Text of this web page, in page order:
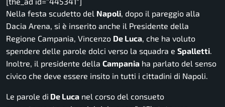
Nella festa scudetto del Napoli , dopo il pareggio alla
Dacia Arena, si è inserito anche il Presidente della
Regione Campania, Vincenzo De Luca , che ha voluto
spendere delle parole dolci verso la squadra e Spalletti
Inoltre, il presidente della Campania ha parlato del senso
civico che deve essere insito in tutti i cittadini di Napoli.
Le parole di De Luca nel corso del consueto